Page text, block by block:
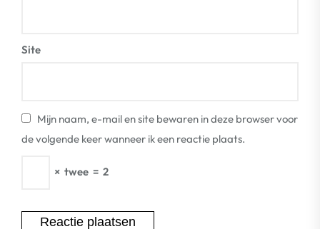
Site
Mijn naam, e-mail en site bewaren in deze browser voor
de volgende keer wanneer ik een reactie plaats.
× twee = 2